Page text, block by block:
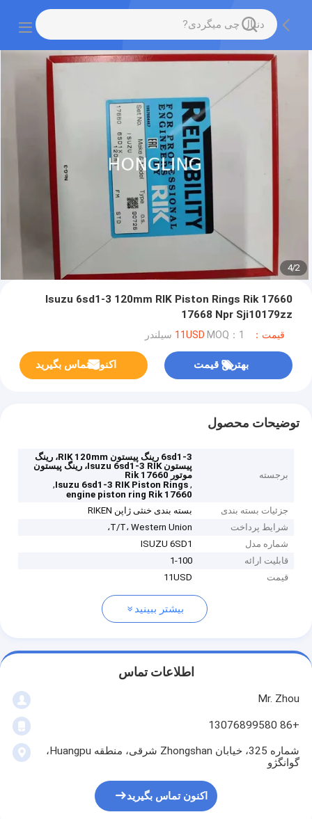
2
/
4
Isuzu 6sd1-3 120mm RIK Piston Rings Rik 17660
17668 Npr Sji10179zz
قیمت：11USD MOQ：1 سیلندر
بهترین قیمت اکنون تماس بگیرید
توضیحات محصول
برجسته
6sd1-3 رینگ پیستون RIK 120mm، رینگ
پیستون Isuzu 6sd1-3 RIK، رینگ پیستون
موتور Rik 17660
,
Isuzu 6sd1-3 RIK Piston Rings
,
engine piston ring Rik 17660
جزئیات بسته بندی
بسته بندی خنثی ژاپن RIKEN
شرایط پرداخت
T/T، Western Union،
شماره مدل
ISUZU 6SD1
قابلیت ارائه
1-100
قیمت
11USD
بیشتر ببینید
اطلاعات تماس
Mr. Zhou
+86 13076899580
شماره 325، خیابان Zhongshan شرقی، منطقه Huangpu،
گوانگژو
اکنون تماس بگیرید